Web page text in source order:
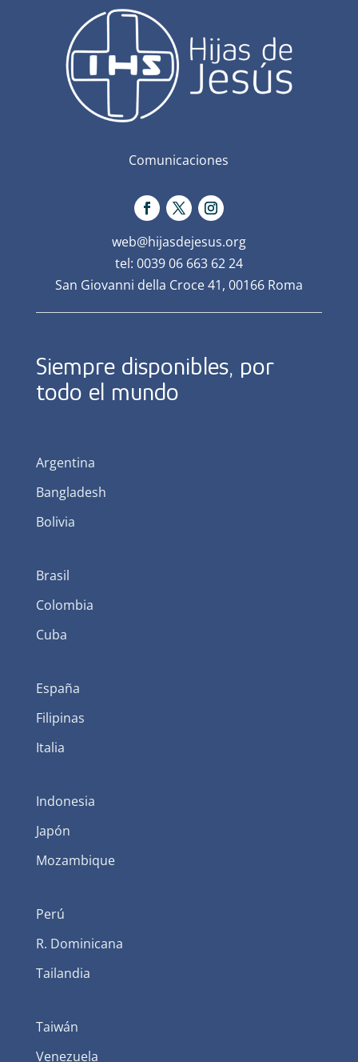
Comunicaciones
web@hijasdejesus.org
tel: 0039 06 663 62 24
San Giovanni della Croce 41, 00166 Roma
Siempre disponibles, por
todo el mundo
Argentina
Bangladesh
Bolivia
Brasil
Colombia
Cuba
España
Filipinas
Italia
Indonesia
Japón
Mozambique
Perú
R. Dominicana
Tailandia
Taiwán
Venezuela